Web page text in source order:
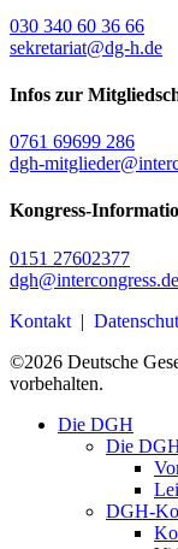
030 340 60 36 66
sekretariat@dg-h.de
Infos zur
0761 69699 286
dgh-
Kongress-
0151 27602377
dgh@intercongress.de
Kontakt |
©2026 Deutsche
vorbehalten.
Close
Die DGH
Die
DGH-